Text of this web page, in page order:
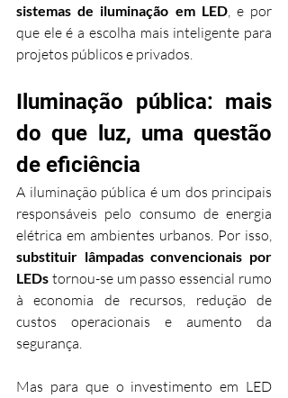
sistemas de iluminação em LED, e por
que ele é a escolha mais inteligente para
projetos públicos e privados.
Iluminação pública: mais
do que luz, uma questão
de eficiência
A iluminação pública é um dos principais
responsáveis pelo consumo de energia
substituir lâmpadas convencionais por
LEDs tornou-se um passo essencial rumo
à economia de recursos, redução de
custos operacionais e aumento da
segurança.
Mas para que o investimento em LED